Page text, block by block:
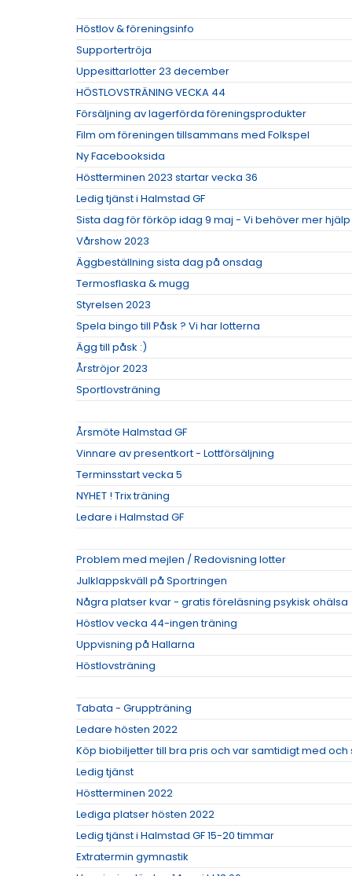
Höstlov & föreningsinfo
Supportertröja
Uppesittarlotter 23 december
HÖSTLOVSTRÄNING VECKA 44
Försäljning av lagerförda föreningsprodukter
Film om föreningen tillsammans med Folkspel
Ny Facebooksida
Höstterminen 2023 startar vecka 36
Ledig tjänst i Halmstad GF
Sista dag för förköp idag 9 maj - Vi behöver mer
Vårshow 2023
Äggbeställning sista dag på onsdag
Termosflaska & mugg
Styrelsen 2023
Spela bingo till Påsk ? Vi har lotterna
Ägg till påsk :)
Årströjor 2023
Sportlovsträning
Årsmöte Halmstad GF
Vinnare av presentkort - Lottförsäljning
Terminsstart vecka 5
NYHET ! Trix träning
Ledare i Halmstad GF
Problem med mejlen / Redovisning lotter
Julklappskväll på Sportringen
Några platser kvar - gratis föreläsning psykisk ohälsa
Höstlov vecka 44-ingen träning
Uppvisning på Hallarna
Höstlovsträning
Tabata - Gruppträning
Ledare hösten 2022
Köp biobiljetter till bra pris och var samtidigt med och
Ledig tjänst
Höstterminen 2022
Lediga platser hösten 2022
Ledig tjänst i Halmstad GF 15-20 timmar
Extratermin gymnastik